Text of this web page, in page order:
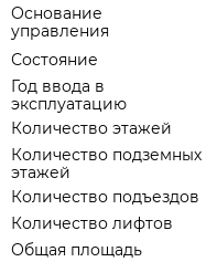
Основание
управления
Состояние
Год ввода в
эксплуатацию
Количество этажей
Количество подземных
этажей
Количество подъездов
Количество лифтов
Общая площадь